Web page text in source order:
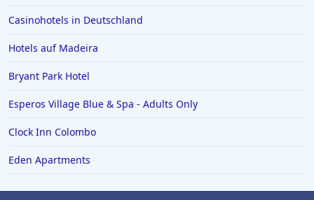
Casinohotels in Deutschland
Hotels auf Madeira
Bryant Park Hotel
Esperos Village Blue & Spa - Adults Only
Clock Inn Colombo
Eden Apartments